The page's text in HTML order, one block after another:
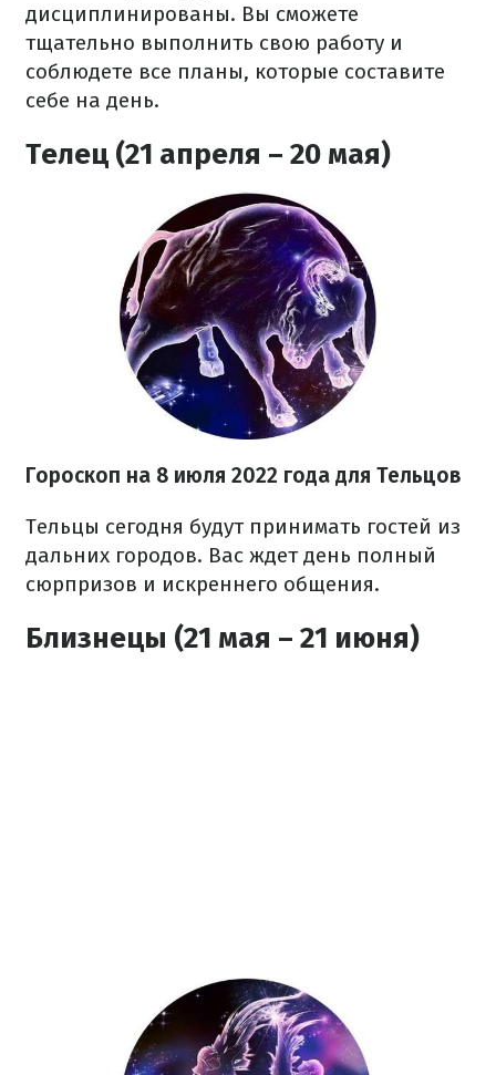
дисциплинированы. Вы сможете
тщательно выполнить свою работу и
соблюдете все планы, которые составите
себе на день.
Телец (21 апреля – 20 мая)
Гороскоп на 8 июля 2022 года для Тельцов
Тельцы сегодня будут принимать гостей из
дальних городов. Вас ждет день полный
сюрпризов и искреннего общения.
Близнецы (21 мая – 21 июня)